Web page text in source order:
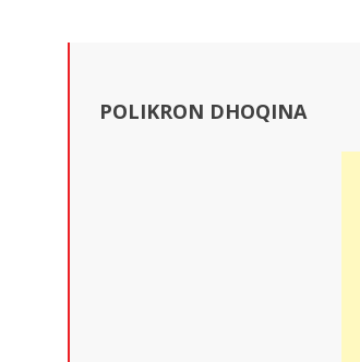
POLIKRON DHOQINA